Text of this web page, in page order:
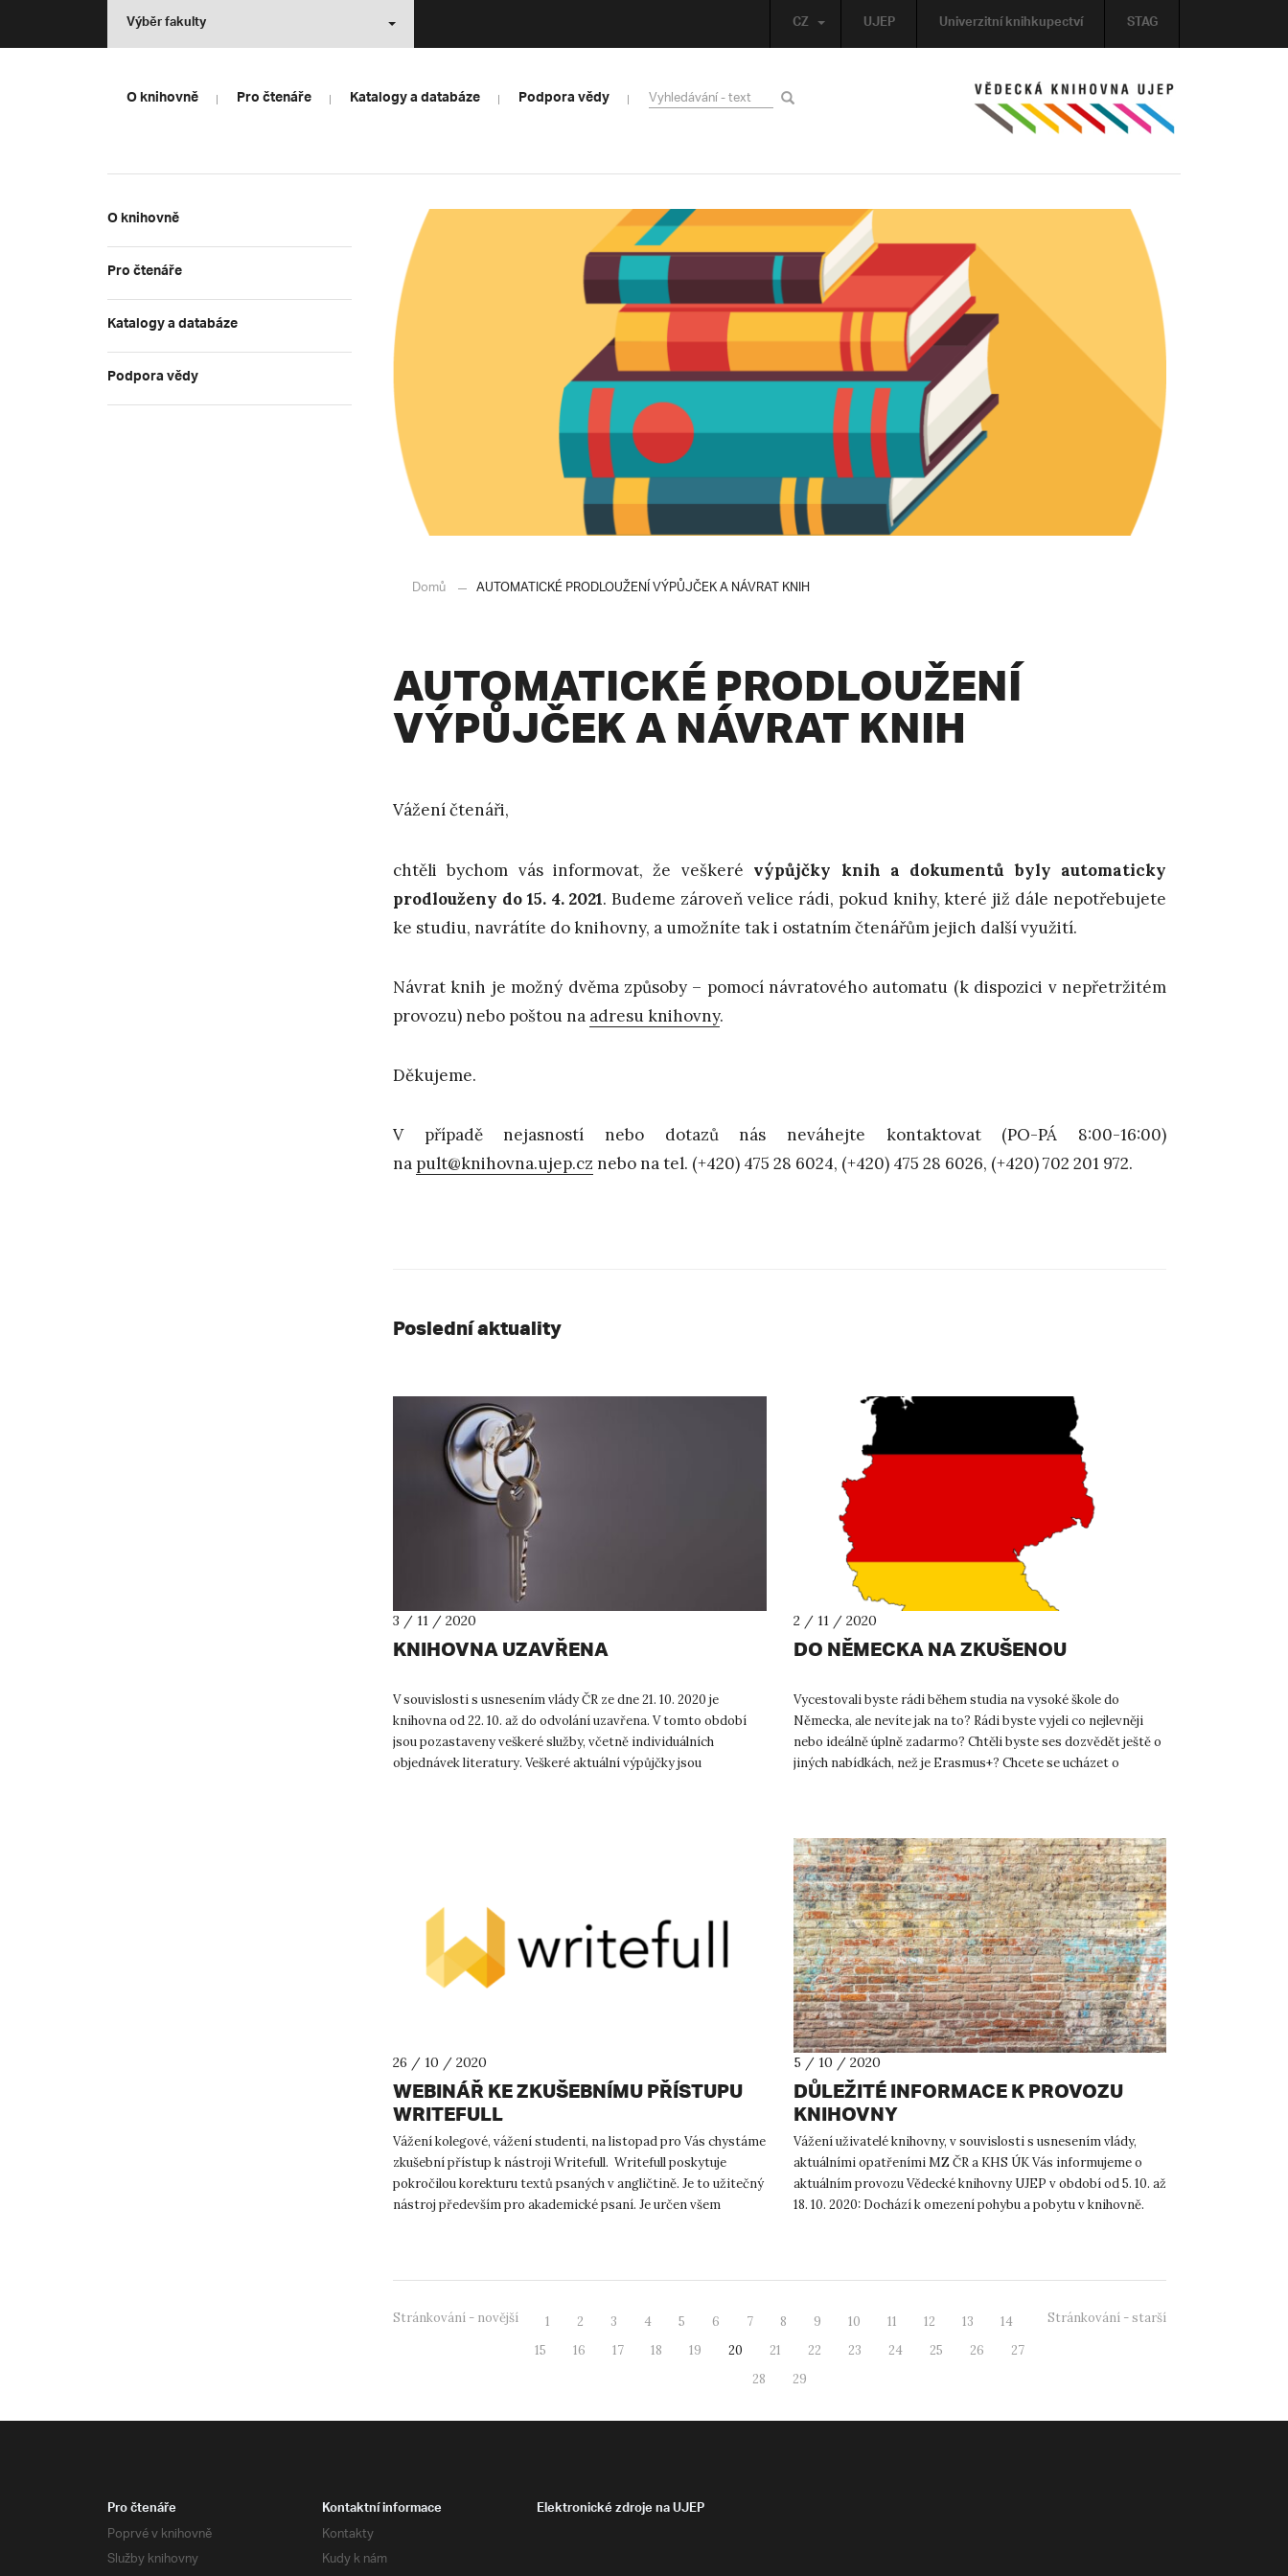
UJEP Univerzitní knihkupectví STAG
CZ
Výběr fakulty
O knihovně Pro čtenáře Katalogy a databáze Podpora vědy
O knihovně
Pro čtenáře
Katalogy a databáze
Podpora vědy
Domů AUTOMATICKÉ PRODLOUŽENÍ VÝPŮJČEK A NÁVRAT KNIH
AUTOMATICKÉ PRODLOUŽENÍ
VÝPŮJČEK A NÁVRAT KNIH
Vážení čtenáři,
chtěli bychom vás informovat, že veškeré výpůjčky knih a dokumentů byly automaticky
prodlouženy do 15. 4. 2021. Budeme zároveň velice rádi, pokud knihy, které již dále nepotřebujete
ke studiu, navrátíte do knihovny, a umožníte tak i ostatním čtenářům jejich další využití.
Návrat knih je možný dvěma způsoby – pomocí návratového automatu (k dispozici v nepřetržitém
provozu) nebo poštou na adresu knihovny.
Děkujeme.
V případě nejasností nebo dotazů nás neváhejte kontaktovat (PO-PÁ 8:00-16:00)
na pult@knihovna.ujep.cz nebo na tel. (+420) 475 28 6024, (+420) 475 28 6026, (+420) 702 201 972.
Poslední aktuality
3 / 11 / 2020
KNIHOVNA UZAVŘENA
V souvislosti s usnesením vlády ČR ze dne 21. 10. 2020 je
knihovna od 22. 10. až do odvolání uzavřena. V tomto období
jsou pozastaveny veškeré služby, včetně individuálních
objednávek literatury. Veškeré aktuální výpůjčky jsou
2 / 11 / 2020
DO NĚMECKA NA ZKUŠENOU
Vycestovali byste rádi během studia na vysoké škole do
Německa, ale nevíte jak na to? Rádi byste vyjeli co nejlevněji
nebo ideálně úplně zadarmo? Chtěli byste ses dozvědět ještě o
jiných nabídkách, než je Erasmus+? Chcete se ucházet o
26 / 10 / 2020
WEBINÁŘ KE ZKUŠEBNÍMU PŘÍSTUPU
WRITEFULL
Vážení kolegové, vážení studenti, na listopad pro Vás chystáme
zkušební přístup k nástroji Writefull. Writefull poskytuje
pokročilou korekturu textů psaných v angličtině. Je to užitečný
nástroj především pro akademické psaní. Je určen všem
5 / 10 / 2020
DŮLEŽITÉ INFORMACE K PROVOZU
KNIHOVNY
Vážení uživatelé knihovny, v souvislosti s usnesením vlády,
aktuálními opatřeními MZ ČR a KHS ÚK Vás informujeme o
aktuálním provozu Vědecké knihovny UJEP v období od 5. 10. až
18. 10. 2020: Dochází k omezení pohybu a pobytu v knihovně.
Stránkování - novější 1 2 3 4 5 6 7 8 9 10 11 12 13
14
15
16 17 18 19 20 21 22 23 24 25 26
27
28
29
Stránkování - starší
Pro čtenáře
Poprvé v knihovně
Služby knihovny
Kontaktní informace
Kontakty
Kudy k nám
Elektronické zdroje na UJEP